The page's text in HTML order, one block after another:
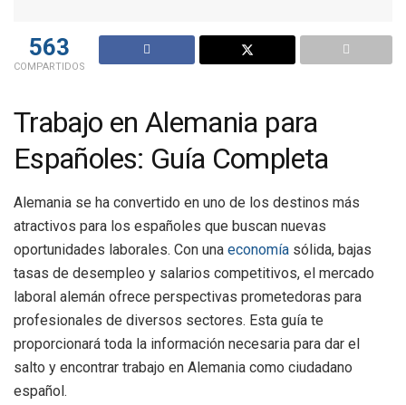
563
COMPARTIDOS
Trabajo en Alemania para
Españoles: Guía Completa
Alemania se ha convertido en uno de los destinos más
atractivos para los españoles que buscan nuevas
oportunidades laborales. Con una economía sólida, bajas
tasas de desempleo y salarios competitivos, el mercado
laboral alemán ofrece perspectivas prometedoras para
profesionales de diversos sectores. Esta guía te
proporcionará toda la información necesaria para dar el
salto y encontrar trabajo en Alemania como ciudadano
español.